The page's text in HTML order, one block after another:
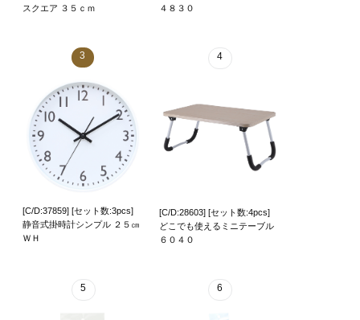
スクエア ３５ｃｍ ４８３０
3
[C/D:37859] [セット数:3pcs]
静音式掛時計シンプル ２５㎝
ＷＨ
4
[C/D:28603] [セット数:4pcs]
どこでも使えるミニテーブル
６０４０
5 6